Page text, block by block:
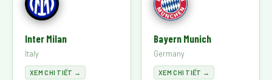
Inter Milan
Italy
XEM CHI TIẾT →
Bayern Munich
Germany
XEM CHI TIẾT →